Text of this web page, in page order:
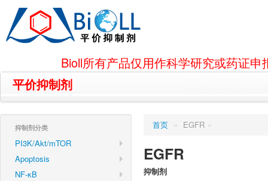
Bioll所有产品仅用作科学研究或药证
平价抑制剂
抑制剂分类
PI3K/Akt/mTOR
Apoptosis
NF-κB
首页 » EGFR »
EGFR
抑制剂